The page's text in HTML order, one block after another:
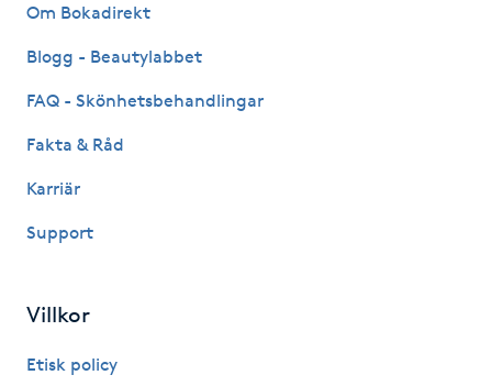
Kiropraktik
Klangmassage
Klippning & Slingor
Koppningsmassage
Om Bokadirekt
Blogg - Beautylabbet
FAQ - Skönhetsbehandlingar
Fakta & Råd
Karriär
Support
Villkor
Etisk policy